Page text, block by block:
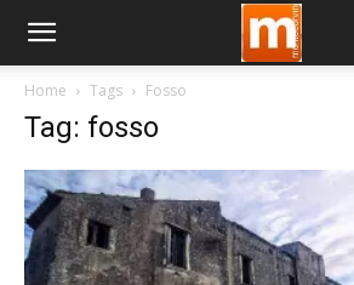
Home Tags Fosso
Tag: fosso